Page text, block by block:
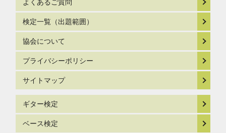
検定一覧（出題範囲）
協会について
プライバシーポリシー
サイトマップ
ギター検定
ベース検定